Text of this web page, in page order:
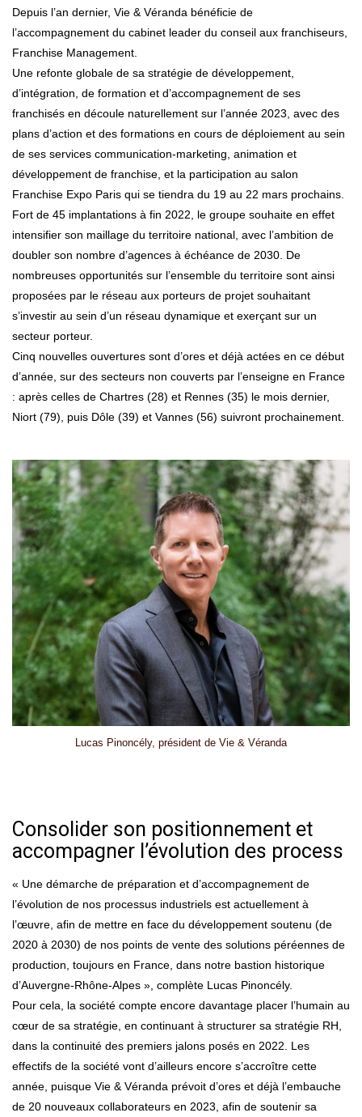
Depuis l’an dernier, Vie & Véranda bénéficie de
l’accompagnement du cabinet leader du conseil aux franchiseurs,
Franchise Management.
Une refonte globale de sa stratégie de développement,
d’intégration, de formation et d’accompagnement de ses
franchisés en découle naturellement sur l’année 2023, avec des
plans d’action et des formations en cours de déploiement au sein
de ses services communication-marketing, animation et
développement de franchise, et la participation au salon
Franchise Expo Paris qui se tiendra du 19 au 22 mars prochains.
Fort de 45 implantations à fin 2022, le groupe souhaite en effet
intensifier son maillage du territoire national, avec l’ambition de
doubler son nombre d’agences à échéance de 2030. De
nombreuses opportunités sur l’ensemble du territoire sont ainsi
proposées par le réseau aux porteurs de projet souhaitant
s’investir au sein d’un réseau dynamique et exerçant sur un
secteur porteur.
Cinq nouvelles ouvertures sont d’ores et déjà actées en ce début
d’année, sur des secteurs non couverts par l’enseigne en France
: après celles de Chartres (28) et Rennes (35) le mois dernier,
Niort (79), puis Dôle (39) et Vannes (56) suivront prochainement.
Lucas Pinoncély, président de Vie & Véranda
Consolider son positionnement et
accompagner l’évolution des process
« Une démarche de préparation et d’accompagnement de
l’évolution de nos processus industriels est actuellement à
l’œuvre, afin de mettre en face du développement soutenu (de
2020 à 2030) de nos points de vente des solutions péréennes de
production, toujours en France, dans notre bastion historique
d’Auvergne-Rhône-Alpes », complète Lucas Pinoncély.
Pour cela, la société compte encore davantage placer l’humain au
cœur de sa stratégie, en continuant à structurer sa stratégie RH,
dans la continuité des premiers jalons posés en 2022. Les
effectifs de la société vont d’ailleurs encore s’accroître cette
année, puisque Vie & Véranda prévoit d’ores et déjà l’embauche
de 20 nouveaux collaborateurs en 2023, afin de soutenir sa